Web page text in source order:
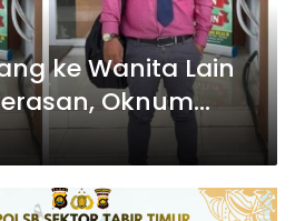
ke Wanita Lain
Oknum
Mawasangka
Pengacara
Hukum